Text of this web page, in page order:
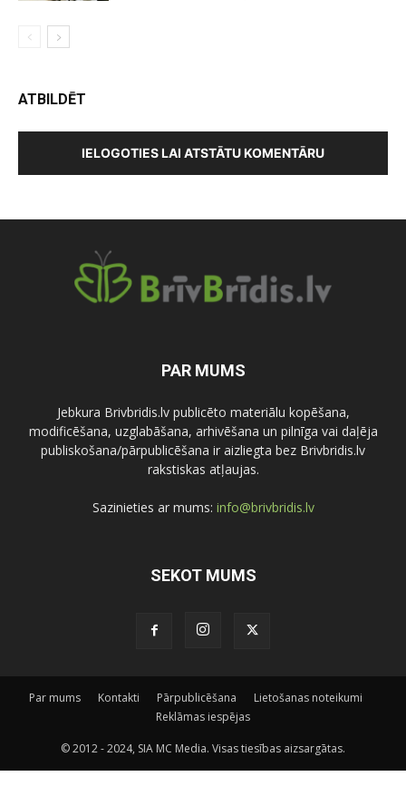
ATBILDĒT
IELOGOTIES LAI ATSTĀTU KOMENTĀRU
PAR MUMS
Jebkura Brivbridis.lv publicēto materiālu kopēšana,
modificēšana, uzglabāšana, arhivēšana un pilnīga vai daļēja
publiskošana/pārpublicēšana ir aizliegta bez Brivbridis.lv
rakstiskas atļaujas.
Sazinieties ar mums: info@brivbridis.lv
SEKOT MUMS
Par mums Kontakti Pārpublicēšana
Lietošanas noteikumi
Reklāmas iespējas
© 2012 - 2024, SIA MC Media. Visas tiesības aizsargātas.